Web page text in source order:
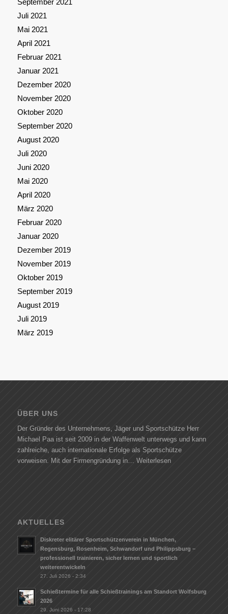
Juli 2021
Mai 2021
April 2021
Februar 2021
Januar 2021
Dezember 2020
November 2020
Oktober 2020
September 2020
August 2020
Juli 2020
Juni 2020
Mai 2020
April 2020
März 2020
Februar 2020
Januar 2020
Dezember 2019
November 2019
Oktober 2019
September 2019
August 2019
Juli 2019
März 2019
ÜBER UNS
Der Gründer des Unternehmens, Jäger und Sportschütze Herr
Michael Paa ist seit 2009 in der Waffenwelt unterwegs und kann
zahlreiche, auch internationale Erfolge als Sportschütze
vorweisen. Mit der Firmengründung in… Weiterlesen
AKTUELLES
Diskreter elitärer Sportschützenverein in München,
Regensburg, Rosenheim, Schwandorf und Philippsburg –
professionell trainieren, sicher lernen und sportlich
weiterentwickeln
27. Juli 2026 - 2:34
Schießtermine für alle Schießtrainings am Standort Wolfsburg
2026
29. Juni 2026 - 17:28